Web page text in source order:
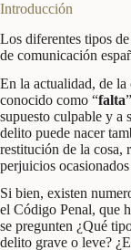
Introducción
Los diferentes tipos
de comunicación
En la actualidad, de
conocido como “falta
supuesto culpable y a
delito puede nacer
restitución de la cosa,
perjuicios
Si bien, existen
el Código Penal, que
se pregunten ¿Qué
delito grave o leve?